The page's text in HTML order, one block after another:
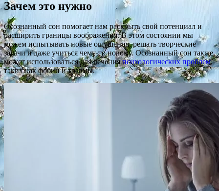
Зачем это нужно
Осознанный сон помогает нам раскрыть свой потенциал и
расширить границы воображения. В этом состоянии мы
можем испытывать новые ощущения, решать творческие
задачи и даже учиться чему-то новому. Осознанный сон также
может использоваться для леченияпсихологических проблем,
таких как фобии и травмы.